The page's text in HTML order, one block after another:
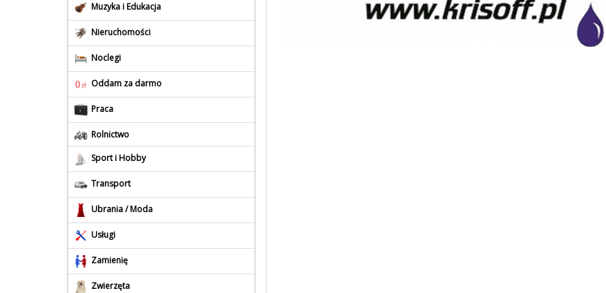
Muzyka i Edukacja
Nieruchomości
Noclegi
Oddam za darmo
Praca
Rolnictwo
Sport i Hobby
Transport
Ubrania / Moda
Usługi
Zamienię
Zwierzęta